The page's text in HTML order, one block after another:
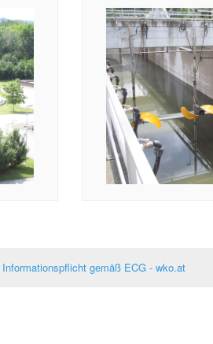
Informationspflicht gemäß ECG - wko.at